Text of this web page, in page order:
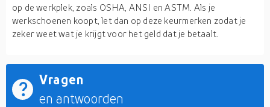
op de werkplek, zoals OSHA, ANSI en ASTM. Als je
werkschoenen koopt, let dan op deze keurmerken zodat je
zeker weet wat je krijgt voor het geld dat je betaalt.
Vragen
en antwoorden